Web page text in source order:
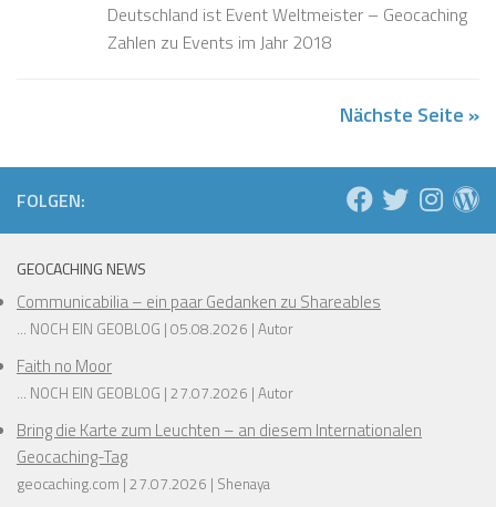
Deutschland ist Event Weltmeister – Geocaching
Zahlen zu Events im Jahr 2018
Nächste Seite »
FOLGEN:
GEOCACHING NEWS
Communicabilia – ein paar Gedanken zu Shareables
... NOCH EIN GEOBLOG 05.08.2026 Autor
Faith no Moor
... NOCH EIN GEOBLOG 27.07.2026 Autor
Bring die Karte zum Leuchten – an diesem Internationalen
Geocaching-Tag
geocaching.com 27.07.2026 Shenaya